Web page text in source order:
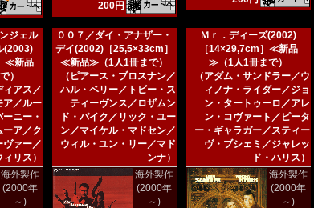
200円
ジェル
(2003)
≪新品
）
ィアス／
ア／ルー
ニー・
ーア／ク
ヴァー／
リス）
海外製作
(2000年
～)
００７／ダイ・アナザー・
デイ(2002)［25,5×33cm］
≪新品≫（1人1冊まで）
（ピアース・ブロスナン／
ハル・ベリー／トビー・ス
ティーヴンス／ロザムン
ド・パイク／リック・ユー
ン／マイケル・マドセン／
ウィル・ユン・リー／マド
ンナ）
海外製作
(2000年
～)
Ｍｒ．ディーズ(2002)
［14×29,7cm］≪新品
≫（1人1冊まで）
（アダム・サンドラー／ウ
ィノナ・ライダー／ジョ
ン・タートゥーロ／アレ
ン・コヴァート／ピータ
ー・ギャラガー／スティー
ヴ・ブシェミ／ジャレッ
ド・ハリス）
海外製作
(2000年
～)